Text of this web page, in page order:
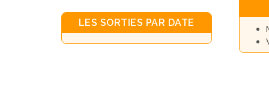
LES SORTIES PAR DATE